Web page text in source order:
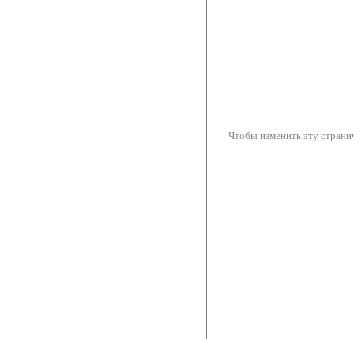
Чтобы изменить эту